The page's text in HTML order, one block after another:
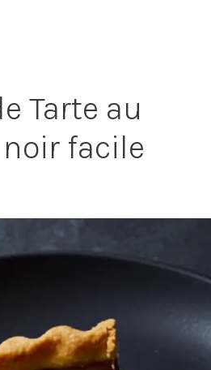
Tarte au
facile